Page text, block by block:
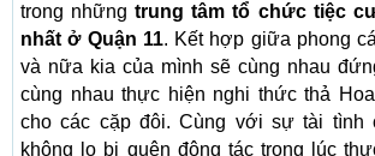
trong những trung tâm tổ chức tiệc
nhất ở Quận 11. Kết hợp giữa phong
và nữa kia của mình sẽ cùng nhau
cùng nhau thực hiện nghi thức thả
cho các cặp đôi. Cùng với sự tài tình
không lo bị quên động tác trong lúc